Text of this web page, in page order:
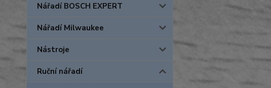
Nářadí BOSCH EXPERT
Nářadí Milwaukee
Nástroje
Ruční nářadí